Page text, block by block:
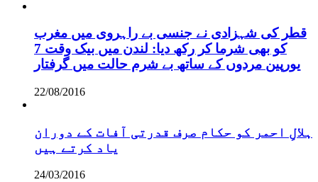
قطر کی شہزادی نے جنسی بے راہروی میں مغرب
کو بھی شرما کر رکھ دیا: لندن میں بیک وقت 7
یورپین مردوں کے ساتھ بے شرم حالت میں گرفتار
22/08/2016
ہلالِ احمر کو حکام صرف قدرتی آفات کے دوران
یاد کرتے ہیں
24/03/2016